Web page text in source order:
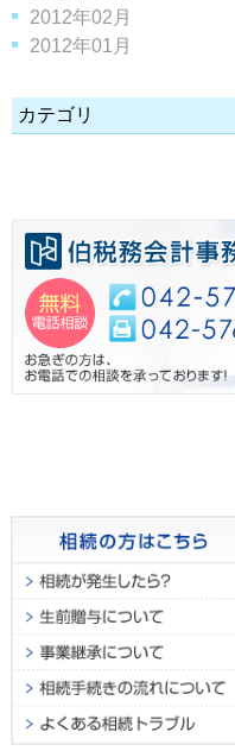
2012年02月
2012年01月
カテゴリ